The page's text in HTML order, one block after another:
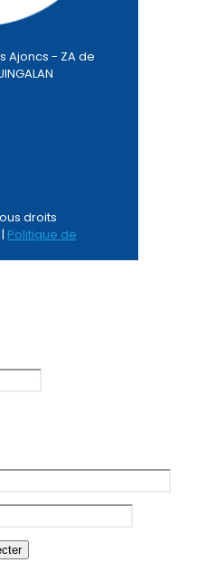
Ajoncs - ZA de
droits
| Politique de